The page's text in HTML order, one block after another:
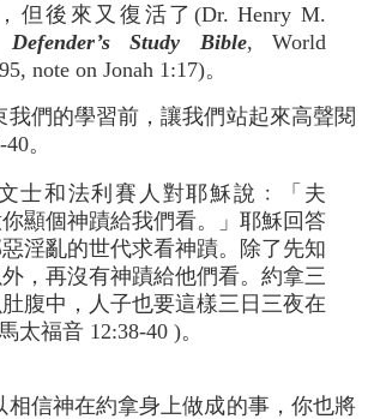
但後來又復活了(Dr. Henry M.
Study Bible, World
note on Jonah 1:17)。
我們的學習前，讓我們站起來高聲閱
。
士和法利賽人對耶穌說﹕「夫
顯個神蹟給我們看。」耶穌回答
淫亂的世代求看神蹟。除了先知
，再沒有神蹟給他們看。約拿三
腹中，人子也要這樣三日三夜在
太福音 12:38-40 )。
相信神在約拿身上做成的事，你也將